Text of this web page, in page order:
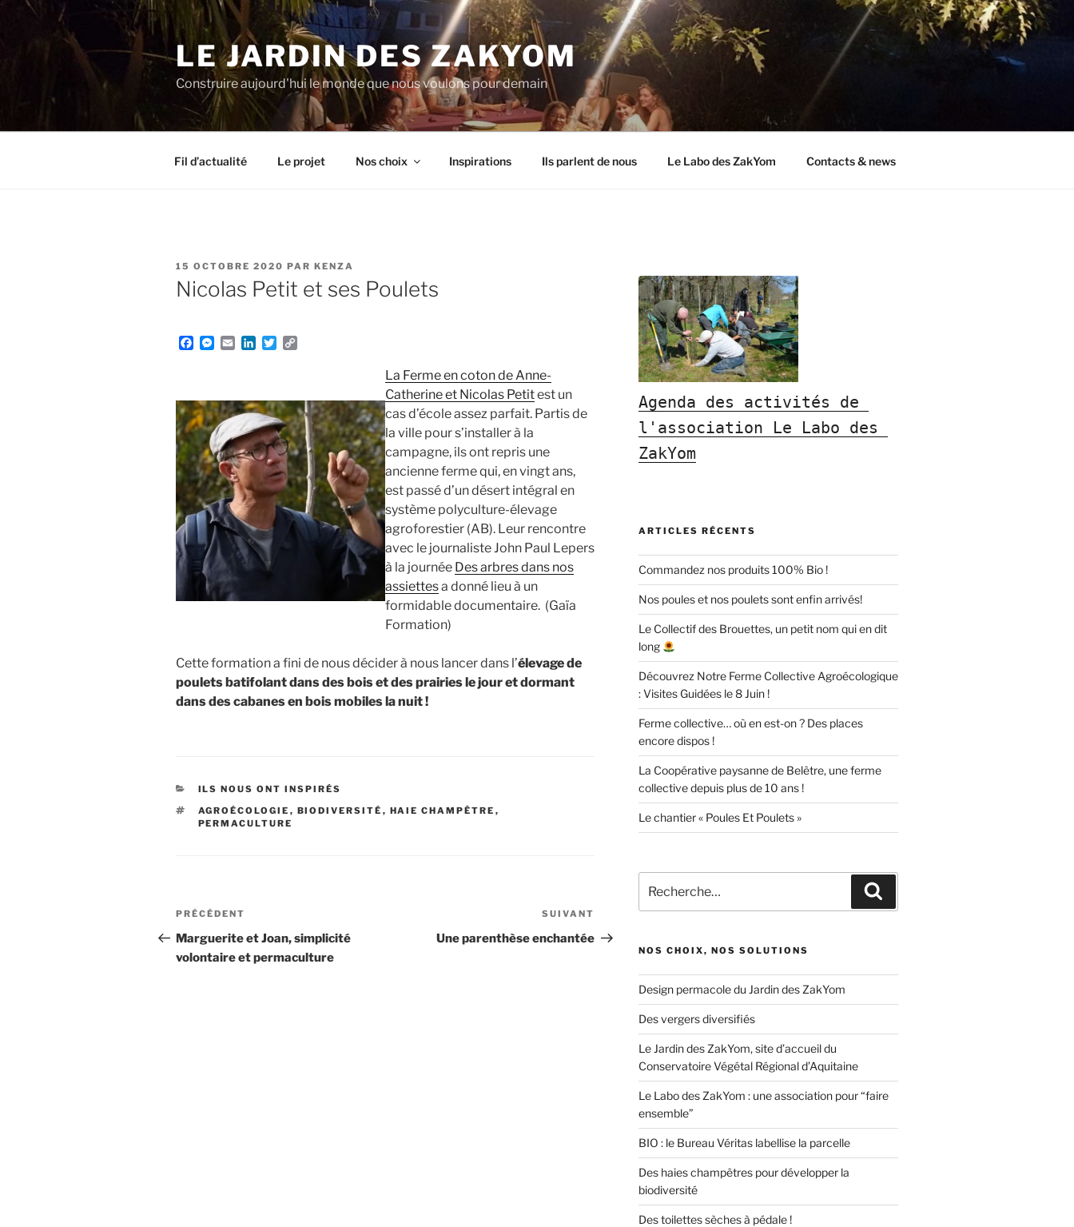
Aller
LE JARDIN DES ZAKYOM
Construire aujourd'hui le monde que nous voulons pour demain
Fil d’actualité Le projet Nos choix Inspirations Ils parlent de nous Le Labo des ZakYom Contacts & news
PUBLIÉ
LE
15 OCTOBRE 2020 PAR KENZA
Nicolas Petit et ses Poulets
F
b
o
o
k
M
e
n
g
e
r
E
l
L
e
d
I
n
T
t
e
r
L
i
n
k
La Ferme en coton de Anne-
Catherine et Nicolas Petitest un
cas d’école assez parfait. Partis de
la ville pour s’installer à la
campagne, ils ont repris une
ancienne ferme qui, en vingt ans,
est passé d’un désert intégral en
système polyculture-élevage
agroforestier (AB). Leur rencontre
avec le journaliste John Paul Lepers
à la journée Des arbres dans nos
assiettesa donné lieu à un
formidable documentaire. (Gaïa
Formation)
Cette formation a fini de nous décider à nous lancer dans l’élevage de
poulets batifolant dans des bois et des prairies le jour et dormant
dans des cabanes en bois mobiles la nuit !
CATÉGORIES
ILS NOUS ONT INSPIRÉS
ÉTIQUETTES
AGROÉCOLOGIE , BIODIVERSITÉ , HAIE CHAMPÊTRE ,
PERMACULTURE
Navigation
de
l’article
Article
précédent
PRÉCÉDENT
Marguerite et Joan, simplicité
volontaire et permaculture
suivant
SUIVANT
Une parenthèse enchantée
Agenda des activités de
l'association Le Labo des
ZakYom
ARTICLES RÉCENTS
Commandez nos produits 100% Bio !
Nos poules et nos poulets sont enfin arrivés!
Le Collectif des Brouettes, un petit nom qui en dit
long
Découvrez Notre Ferme Collective Agroécologique
: Visites Guidées le 8 Juin !
Ferme collective… où en est-on ? Des places
encore dispos !
La Coopérative paysanne de Belêtre, une ferme
collective depuis plus de 10 ans !
Le chantier « Poules Et Poulets »
pour
:
NOS CHOIX, NOS SOLUTIONS
Design permacole du Jardin des ZakYom
Des vergers diversifiés
Le Jardin des ZakYom, site d’accueil du
Conservatoire Végétal Régional d’Aquitaine
Le Labo des ZakYom : une association pour “faire
ensemble”
BIO : le Bureau Véritas labellise la parcelle
Des haies champêtres pour développer la
biodiversité
Des toilettes sèches à pédale !